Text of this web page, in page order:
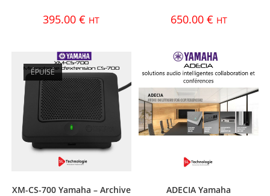
395.00€ HT 650.00 € HT
ÉPUISÉ
XM-CS-700 Yamaha – Archive ADECIA Yamaha